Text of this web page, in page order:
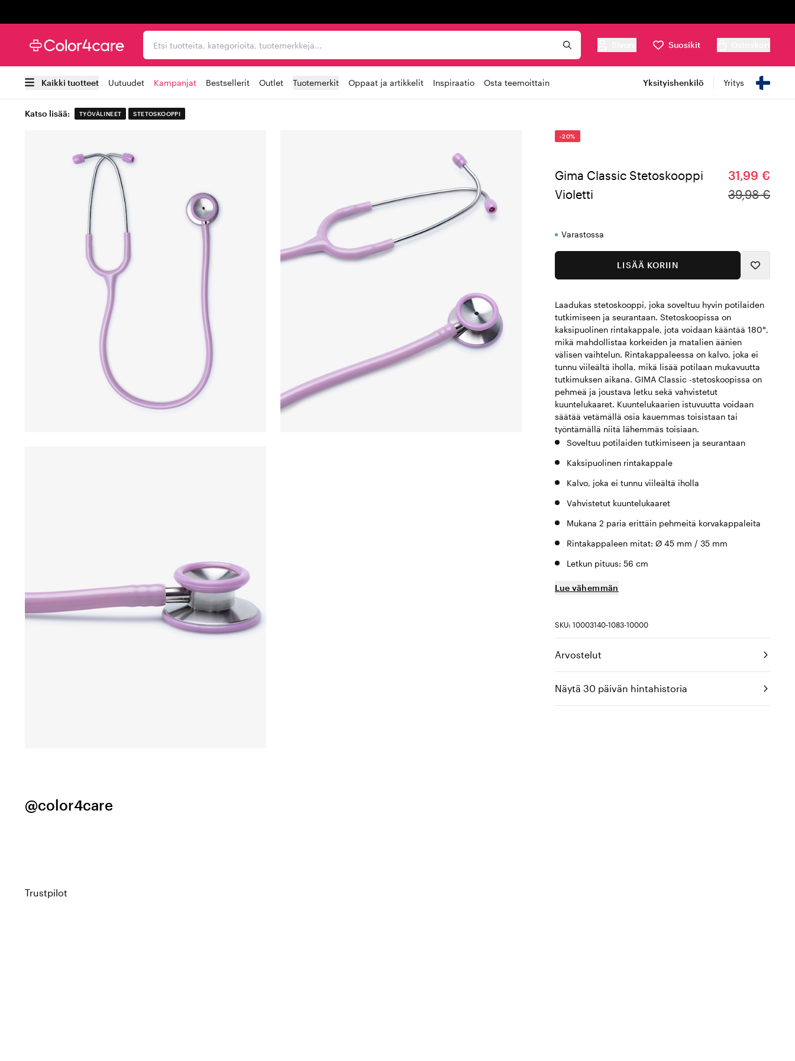
Etsi tuotteita, kategorioita, tuotemerkkejä...
Suosikit
Kaikki tuotteet Uutuudet Kampanjat Bestsellerit Outlet Tuotemerkit Oppaat ja artikkelit Inspiraatio Osta teemoittain Yksityishenkilö Yritys
Katso lisää: TYÖVÄLINEET STETOSKOOPPI
-20%
Gima Classic Stetoskooppi
Violetti
31,99 €
39,98 €
Varastossa
LISÄÄ KORIIN
Laadukas stetoskooppi, joka soveltuu hyvin potilaiden
tutkimiseen ja seurantaan. Stetoskoopissa on
kaksipuolinen rintakappale, jota voidaan kääntää 180°,
mikä mahdollistaa korkeiden ja matalien äänien
välisen vaihtelun. Rintakappaleessa on kalvo, joka ei
tunnu viileältä iholla, mikä lisää potilaan mukavuutta
tutkimuksen aikana. GIMA Classic -stetoskoopissa on
pehmeä ja joustava letku sekä vahvistetut
kuuntelukaaret. Kuuntelukaarien istuvuutta voidaan
säätää vetämällä osia kauemmas toisistaan tai
työntämällä niitä lähemmäs toisiaan.
Soveltuu potilaiden tutkimiseen ja seurantaan
Kaksipuolinen rintakappale
Kalvo, joka ei tunnu viileältä iholla
Vahvistetut kuuntelukaaret
Mukana 2 paria erittäin pehmeitä korvakappaleita
Rintakappaleen mitat: Ø 45 mm / 35 mm
Letkun pituus: 56 cm
Lue vähemmän
SKU: 10003140-1083-10000
Arvostelut
Näytä 30 päivän hintahistoria
@color4care
Trustpilot